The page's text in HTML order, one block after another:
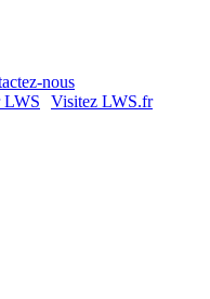
nous
Visitez LWS.fr